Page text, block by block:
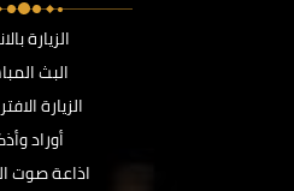
الزيارة
البث
الزيارة
أوراد
اذاعة صوت